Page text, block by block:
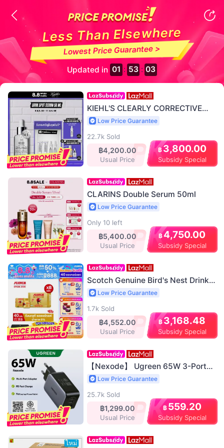
Less Than Elsewhere
Lowest Price Guarantee >
Updated in 01 : 53 : 03
KIEHL'S CLEARLY CORRECTIVE
DARK SPOT SOLUTION 50ML คีลส์
เคลียร์ลี่ คอเรคทีฟ ดาร์ก สปอต โซลูชั่น
เซรั่มปรับสีผิวให้สม่ำเสมอ ลดเลือนจุด
ด่างดำ
Low Price Guarantee
22.7k Sold
฿4,200.00
Usual Price
฿3,800.00
Subsidy Special
CLARINS Double Serum 50ml
Low Price Guarantee
Only 10 left
฿5,400.00
Usual Price
฿4,750.00
Subsidy Special
Scotch Genuine Bird's Nest Drink,
Royal Gold, Xylitol, 40 Ml. Bird's
Nest (Pack of 6 Bottles), 8 Packs,
More Value for Money, Wholesale
Price! Free Shipping! !
Low Price Guarantee
1.7k Sold
฿4,552.00
Usual Price
฿3,168.48
Subsidy Special
【Nexode】 Ugreen 65W 3-Port
Gan Fast Charger Type C Adapter
USB C Charger for iPhone 17 16
Pro Max Samsung S25 Ultra
MacBook Model:75116
Low Price Guarantee
25.7k Sold
฿1,299.00
Usual Price
฿559.20
Subsidy Special